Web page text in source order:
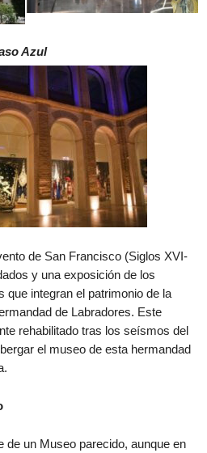
Azul
de San Francisco (Siglos XVI-
y una exposición de los
que integran el patrimonio de la
de Labradores. Este
rehabilitado tras los seísmos del
el museo de esta hermandad
de un Museo parecido, aunque en